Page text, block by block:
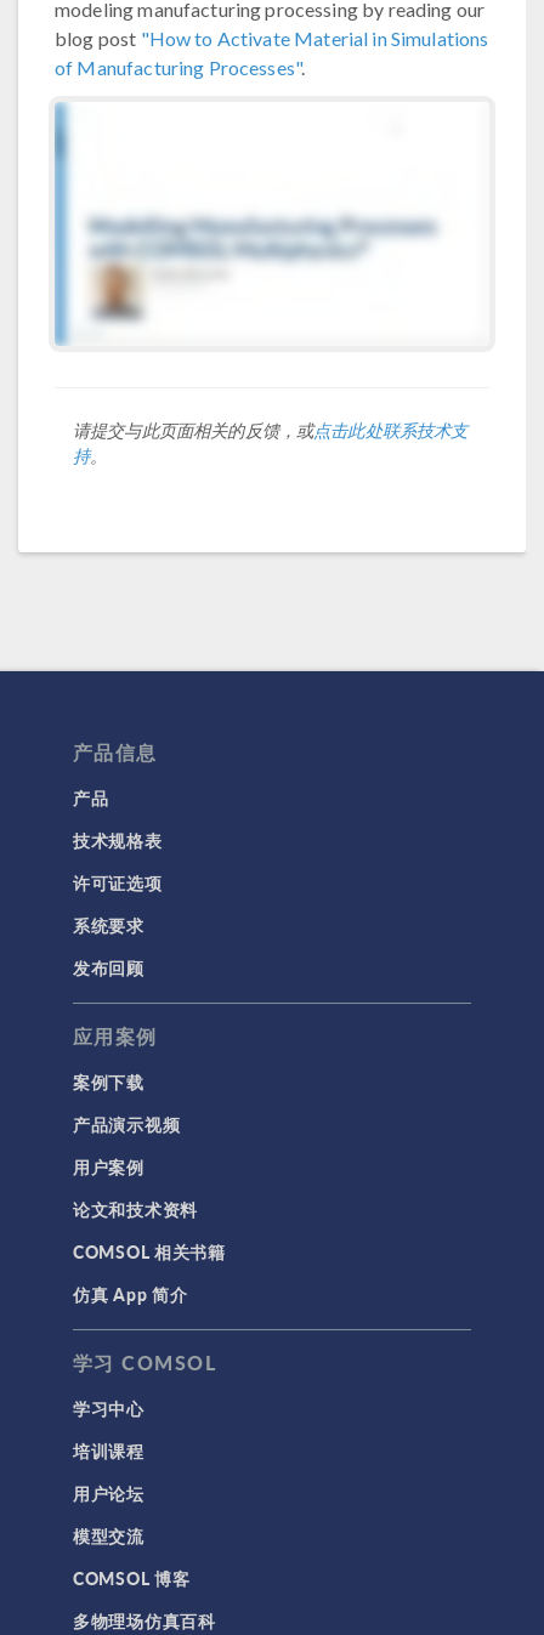
modeling manufacturing processing by reading our
blog post "How to Activate Material in Simulations
of Manufacturing Processes".
请提交与此页面相关的反馈，或点击此处联系技术支
持。
产品信息
产品
技术规格表
许可证选项
系统要求
发布回顾
应用案例
案例下载
产品演示视频
用户案例
论文和技术资料
COMSOL 相关书籍
仿真 App 简介
学习 COMSOL
学习中心
培训课程
用户论坛
模型交流
COMSOL 博客
多物理场仿真百科